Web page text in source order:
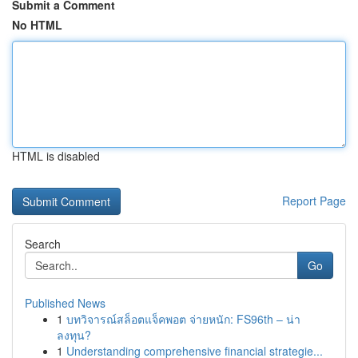
Submit a Comment
No HTML
HTML is disabled
Report Page
Search
Go
Published News
1 บทวิจารณ์สล็อตแจ็คพอต จ่ายหนัก: FS96th – น่า
ลงทุน?
1 Understanding comprehensive financial strategie...